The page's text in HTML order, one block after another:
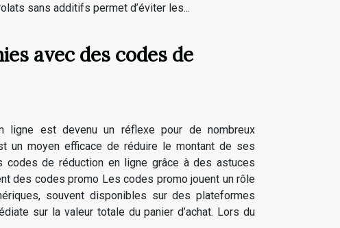
sans additifs permet d’éviter les...
avec des codes de
ligne est devenu un réflexe pour de nombreux
un moyen efficace de réduire le montant de ses
codes de réduction en ligne grâce à des astuces
des codes promo Les codes promo jouent un rôle
souvent disponibles sur des plateformes
sur la valeur totale du panier d’achat. Lors du